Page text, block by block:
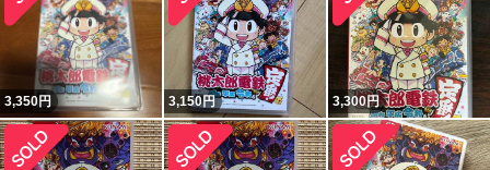
3,350円 3,150円 3,300円